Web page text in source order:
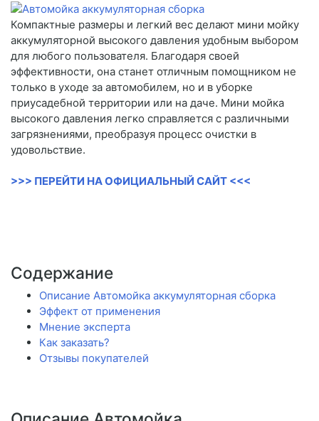
Компактные размеры и легкий вес делают мини мойку
аккумуляторной высокого давления удобным выбором
для любого пользователя. Благодаря своей
эффективности, она станет отличным помощником не
только в уходе за автомобилем, но и в уборке
приусадебной территории или на даче. Мини мойка
высокого давления легко справляется с различными
загрязнениями, преобразуя процесс очистки в
удовольствие.
>>> ПЕРЕЙТИ НА ОФИЦИАЛЬНЫЙ САЙТ <<<
Содержание
Описание Автомойка аккумуляторная сборка
Эффект от применения
Мнение эксперта
Как заказать?
Отзывы покупателей